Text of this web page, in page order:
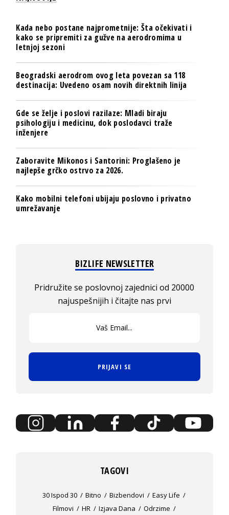
Kada nebo postane najprometnije: Šta očekivati i
kako se pripremiti za gužve na aerodromima u
letnjoj sezoni
Beogradski aerodrom ovog leta povezan sa 118
destinacija: Uvedeno osam novih direktnih linija
Gde se želje i poslovi razilaze: Mladi biraju
psihologiju i medicinu, dok poslodavci traže
inženjere
Zaboravite Mikonos i Santorini: Proglašeno je
najlepše grčko ostrvo za 2026.
Kako mobilni telefoni ubijaju poslovno i privatno
umrežavanje
BIZLIFE NEWSLETTER
Pridružite se poslovnoj zajednici od 20000
najuspešnijih i čitajte nas prvi
PRIJAVI SE
TAGOVI
30 Ispod 30 Bitno Bizbendovi
Easy Life
Filmovi
HR Izjava Dana
Odrzime